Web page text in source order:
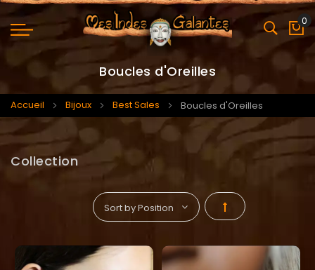
0
Boucles d'Oreilles
Accueil Bijoux Best Sales Boucles d'Oreilles
Par
décroissant
Collection